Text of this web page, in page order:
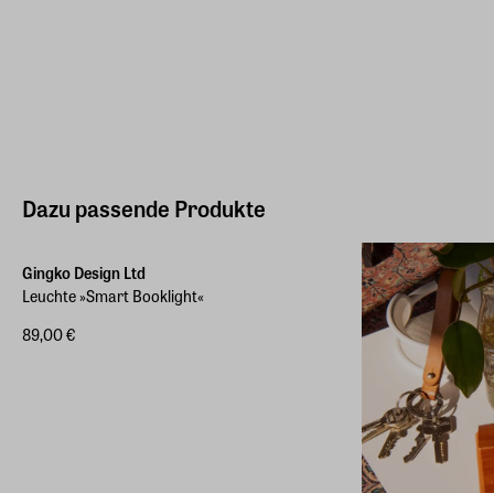
Dazu passende Produkte
Gingko Design Ltd
Leuchte »Smart Booklight«
89,00 €